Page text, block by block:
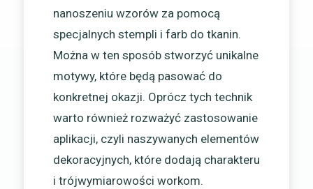
nanoszeniu wzorów za pomocą
specjalnych stempli i farb do tkanin.
Można w ten sposób stworzyć unikalne
motywy, które będą pasować do
konkretnej okazji. Oprócz tych technik
warto również rozważyć zastosowanie
aplikacji, czyli naszywanych elementów
dekoracyjnych, które dodają charakteru
i trójwymiarowości workom.